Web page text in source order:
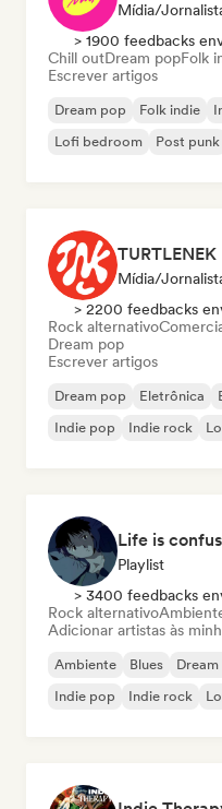
Mídia/
> 1900 feedbacks
Chill outDream popFolk
Escrever artigos
Dream pop Folk indie
Lofi bedroom
Post punk
TURTLENEK
Mídia/
> 2200 feedbacks
Rock alternativo
Dream pop
Escrever artigos
Dream pop Eletrônica
Indie pop
Indie rock
Life is
Playlist
> 3400 feedbacks
Rock alternativo
Adicionar artistas às
Ambiente Blues
Indie pop
Indie rock